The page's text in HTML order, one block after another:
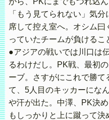
「もう見てられない」気
席して控え室へ。オシム
っていたチームが負けるこ
●アジアの戦いでは川口は
るわけだし。PK戦、最初
ーブ。さすがにこれで勝て
て、5人目のキッカーにな
や汗が出た。中澤、PK決
もしっかりと上に蹴って